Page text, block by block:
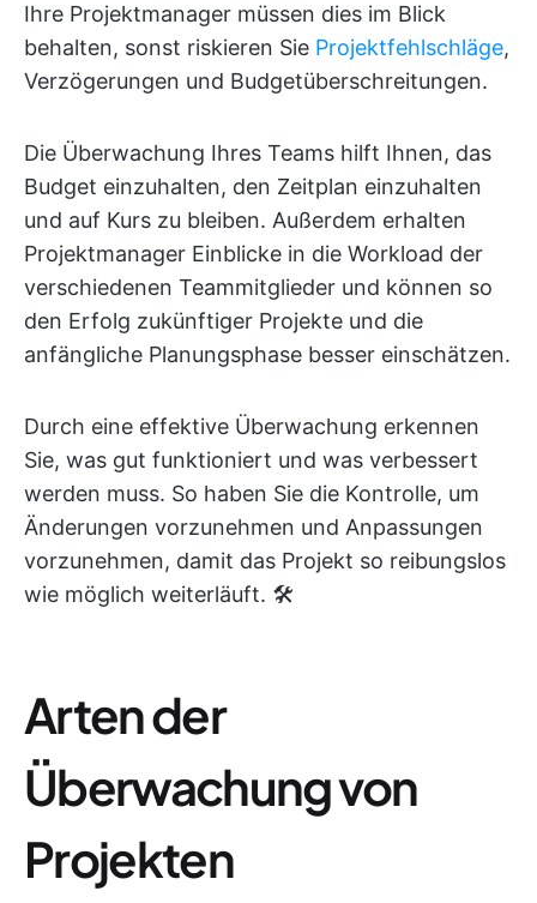
Ihre Projektmanager müssen dies im Blick
behalten, sonst riskieren Sie Projektfehlschläge,
Verzögerungen und Budgetüberschreitungen.
Die Überwachung Ihres Teams hilft Ihnen, das
Budget einzuhalten, den Zeitplan einzuhalten
und auf Kurs zu bleiben. Außerdem erhalten
Projektmanager Einblicke in die Workload der
verschiedenen Teammitglieder und können so
den Erfolg zukünftiger Projekte und die
anfängliche Planungsphase besser einschätzen.
Durch eine effektive Überwachung erkennen
Sie, was gut funktioniert und was verbessert
werden muss. So haben Sie die Kontrolle, um
Änderungen vorzunehmen und Anpassungen
vorzunehmen, damit das Projekt so reibungslos
wie möglich weiterläuft. 🛠️
Arten der
Überwachung von
Projekten